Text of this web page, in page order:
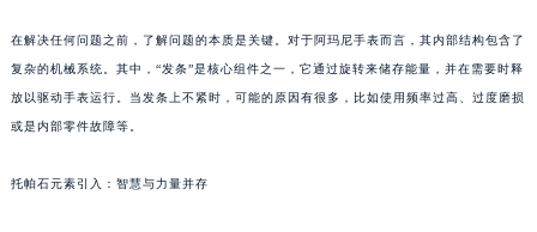
在解决任何问题之前，了解问题的本质是关键。对于阿玛尼手表而言，其内部结构包含了
复杂的机械系统。其中，“发条”是核心组件之一，它通过旋转来储存能量，并在需要时释
放以驱动手表运行。当发条上不紧时，可能的原因有很多，比如使用频率过高、过度磨损
或是内部零件故障等。
托帕石元素引入：智慧与力量并存